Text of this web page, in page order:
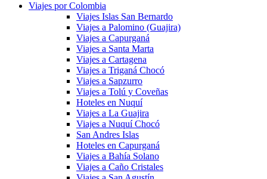
Viajes por Colombia
Viajes Islas San Bernardo
Viajes a Palomino (Guajira)
Viajes a Capurganá
Viajes a Santa Marta
Viajes a Cartagena
Viajes a Triganá Chocó
Viajes a Sapzurro
Viajes a Tolú y Coveñas
Hoteles en Nuquí
Viajes a La Guajira
Viajes a Nuquí Chocó
San Andres Islas
Hoteles en Capurganá
Viajes a Bahía Solano
Viajes a Caño Cristales